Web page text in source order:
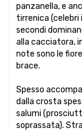
panzanella, e
tirrenica (celebri
secondi
alla cacciatora,
note sono le
brace.
Spesso
dalla crosta
salumi
soprassata).